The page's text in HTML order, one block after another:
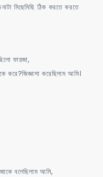
মিছেমিছি ঠিক করতে করতে
ফায়জা,
করেছিলাম আমি।
বলেছিলাম আমি,